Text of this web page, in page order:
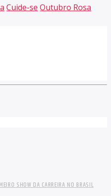
Cuide-se Outubro Rosa
SHOW DA CARREIRA NO BRASIL